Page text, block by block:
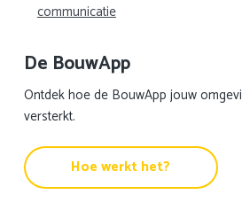
communicatie
De BouwApp
Ontdek hoe de BouwApp jouw
versterkt.
Hoe werkt het?